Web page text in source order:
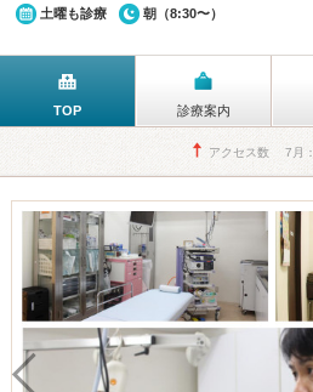
土曜も診療 朝（8:30〜）
TOP 診療案内
アクセス数 7月：